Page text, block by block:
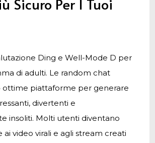
Ding e Well-Mode D per
di adulti. Le random chat
ottime piattaforme per generare
divertenti e
insoliti. Molti utenti diventano
ai video virali e agli stream creati